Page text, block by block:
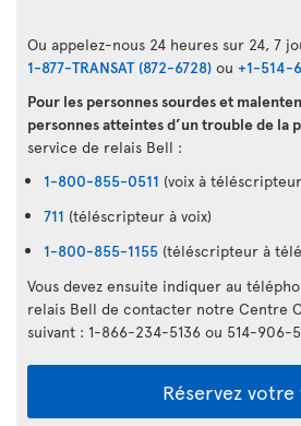
Ou appelez-nous 24 heures sur 24, 7
1-877-TRANSAT (872-6728) ou +1-514-
Pour les personnes sourdes et
personnes atteintes d’un trouble de la
service de relais Bell :
1-800-855-0511 (voix à
711 (téléscripteur à voix)
1-800-855-1155 (téléscripteur à
Vous devez ensuite indiquer au
relais Bell de contacter notre Centre
suivant : 1-866-234-5136 ou 514-906-
Réservez votre